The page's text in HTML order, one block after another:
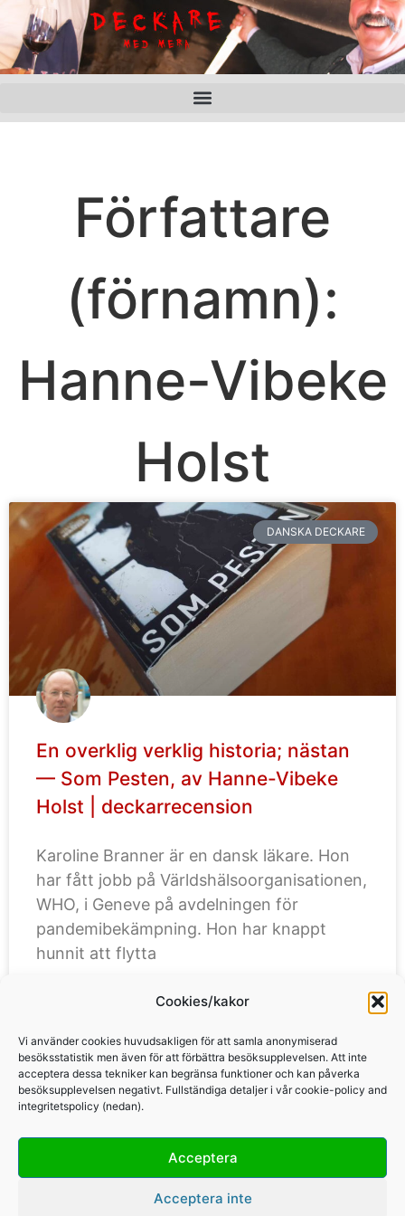
Cookies/kakor
Vi använder cookies huvudsakligen för att samla anonymiserad
besöksstatistik men även för att förbättra besöksupplevelsen. Att inte
acceptera dessa tekniker kan begränsa funktioner och kan påverka
besöksupplevelsen negativt. Fullständiga detaljer i vår cookie-policy and
integritetspolicy (nedan).
Acceptera
Acceptera inte
Författare
(förnamn):
Hanne-Vibeke
Holst
DANSKA DECKARE
En overklig verklig historia; nästan
— Som Pesten, av Hanne-Vibeke
Holst | deckarrecension
Karoline Branner är en dansk läkare. Hon
har fått jobb på Världshälsoorganisationen,
WHO, i Geneve på avdelningen för
pandemibekämpning. Hon har knappt
hunnit att flytta
Copyright Per Karlsson & Britt Karlsson, BKWine AB, 2010-2026